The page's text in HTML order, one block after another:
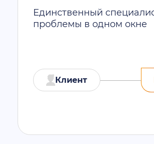
Единственный
проблемы в одном окне
Клиент